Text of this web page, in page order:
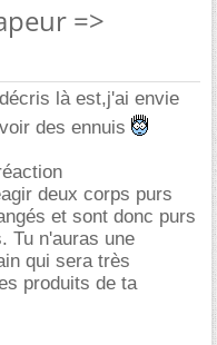
=>
là est,j'ai envie
des ennuis
deux corps purs
et sont donc purs
Tu n'auras une
qui sera très
produits de ta